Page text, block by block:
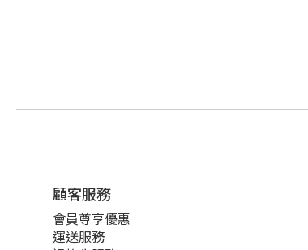
顧客服務
會員尊享優惠
運送服務